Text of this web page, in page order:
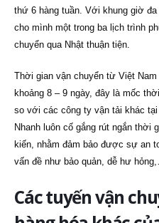
thứ 6 hàng tuần. Với khung giờ
cho mình một trong ba lịch trình
chuyển qua Nhật thuận tiện.
Thời gian vận chuyển từ Việt
khoảng 8 – 9 ngày, đây là mốc
so với các công ty vận tải khác
Nhanh luôn cố gắng rút ngắn thời
kiến, nhằm đảm bảo được sự an
vấn đề như bảo quản, dễ hư
Các tuyến vận